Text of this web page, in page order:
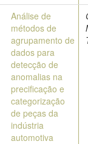
Análise de
métodos de
agrupamento de
dados para
detecção de
anomalias na
precificação e
categorização
de peças da
indústria
automotiva